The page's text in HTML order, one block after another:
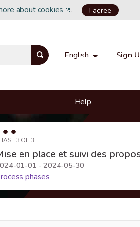
about cookies
(External link)
. I agree
English Choisir laSign
Help
3 OF 3
en place et suivi des
01-01 - 2024-05-30
phases